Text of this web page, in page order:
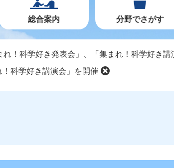
総合案内 分野でさがす
れ！科学好き発表会」、「集まれ！科学好き講
！科学好き講演会」を開催